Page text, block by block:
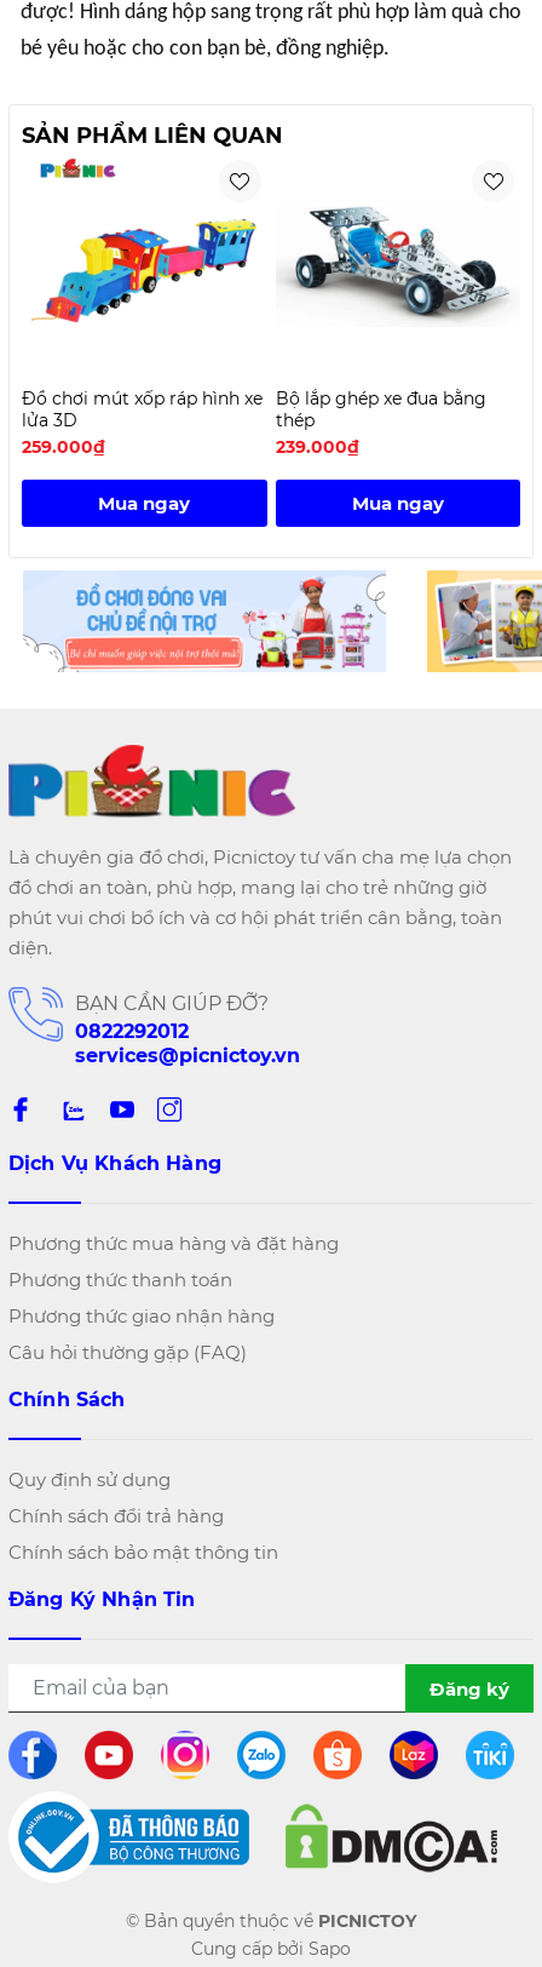
được! Hình dáng hộp sang trọng rất phù hợp làm quà cho
bé yêu hoặc cho con bạn bè, đồng nghiệp.
SẢN PHẨM LIÊN QUAN
Đồ chơi mút xốp ráp hình xe
lửa 3D
259.000₫
Mua ngay
Bộ lắp ghép xe đua bằng
thép
239.000₫
Mua ngay
Là chuyên gia đồ chơi, Picnictoy tư vấn cha mẹ lựa chọn
đồ chơi an toàn, phù hợp, mang lại cho trẻ những giờ
phút vui chơi bổ ích và cơ hội phát triển cân bằng, toàn
diện.
BẠN CẦN GIÚP ĐỠ?
0822292012
services@picnictoy.vn
Dịch Vụ Khách Hàng
Phương thức mua hàng và đặt hàng
Phương thức thanh toán
Phương thức giao nhận hàng
Câu hỏi thường gặp (FAQ)
Chính Sách
Quy định sử dụng
Chính sách đổi trả hàng
Chính sách bảo mật thông tin
Đăng Ký Nhận Tin
Đăng ký
© Bản quyền thuộc về PICNICTOY
Cung cấp bởi Sapo